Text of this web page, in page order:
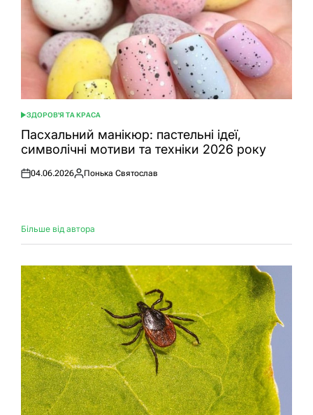
ОПУБЛІКУВАТИ
У
ЗДОРОВ'Я ТА КРАСА
Пасхальний манікюр: пастельні ідеї,
символічні мотиви та техніки 2026 року
Оприлюднено
04.06.2026
Опубліковано
Понька Святослав
Більше від автора